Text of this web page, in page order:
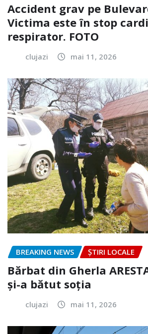
Accident grav pe
Victima este în stop
respirator. FOTO
clujazi mai 11, 2026
BREAKING NEWS ȘTIRI LOCALE
Bărbat din Gherla
și-a bătut soția
clujazi mai 11, 2026